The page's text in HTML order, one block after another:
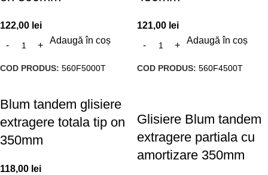
122,00 lei
Adaugă în coș
COD PRODUS: 560F5000T
121,00 lei
Adaugă în coș
COD PRODUS: 560F4500T
Blum tandem glisiere
extragere totala tip on
350mm
118,00 lei
Glisiere Blum tandem
extragere partiala cu
amortizare 350mm